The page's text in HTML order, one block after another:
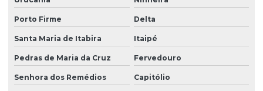
Porto Firme Delta
Santa Maria de Itabira Itaipé
Pedras de Maria da Cruz Fervedouro
Senhora dos Remédios Capitólio